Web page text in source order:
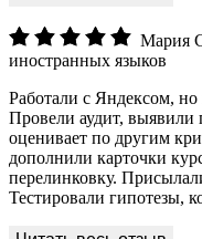
Мария
иностранных языков
Работали с Яндексом, но
Провели аудит,
оценивает по другим
дополнили карточки
перелинковку.
Тестировали гипотезы,